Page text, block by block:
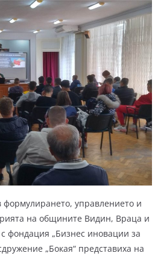
формулирането, управлението и
на общините Видин, Враца и
фондация „Бизнес иновации за
„Бокая“ представиха на